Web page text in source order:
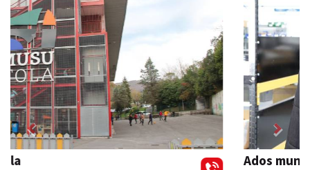
Ados muntaiak
Previous Next